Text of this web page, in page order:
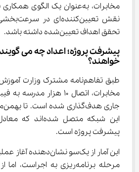
نقش
تحقق اهداف تعیین‌شده داشته باشد.
پیشرفت
‌خواهند؟
طبق تفاهم‌نامه مشترک
مخابرات، اتصال ۱۰ هزار
پیشرفت پروژه است.
این آمار از یک‌سو
مرحله برنامه‌ریزی به